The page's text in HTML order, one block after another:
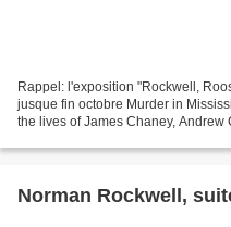
Rappel: l'exposition "Rockwell,
jusque fin octobre Murder in
the lives of James Chaney,
Norman Rockwell,